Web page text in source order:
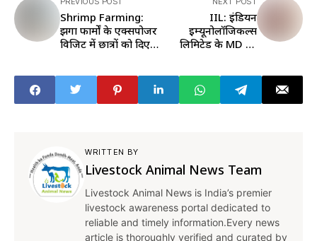
Shrimp Farming:
झींगा फार्मों के एक्सपोजर
विजिट में छात्रों को दिए
IIL: इंडियन
इम्यूनोलॉजिकल्स
लिमिटेड के MD को
काम
WRITTEN BY
Livestock Animal News Team
Livestock Animal News is India’s premier
livestock awareness portal dedicated to
reliable and timely information.Every news
article is thoroughly verified and curated by